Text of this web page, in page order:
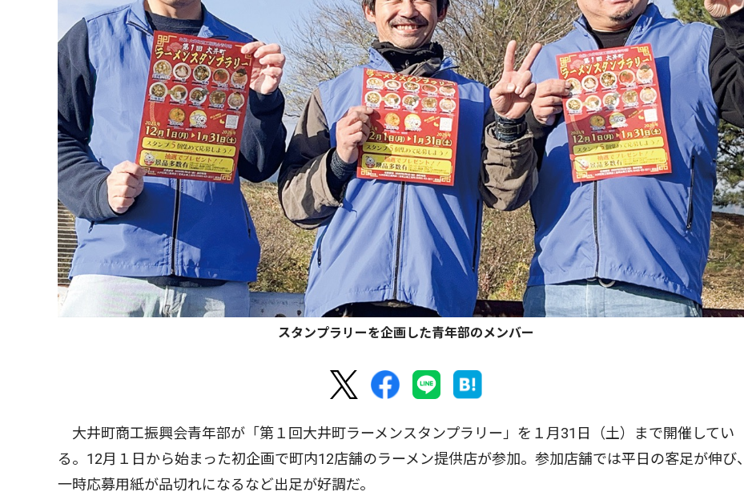
スタンプラリーを企画した青年部のメンバー
大井町商工振興会青年部が「第１回大井町ラーメンスタンプラリー」を１月31日（土）まで開催してい
る。12月１日から始まった初企画で町内12店舗のラーメン提供店が参加。参加店舗では平日の客足が伸び、
一時応募用紙が品切れになるなど出足が好調だ。